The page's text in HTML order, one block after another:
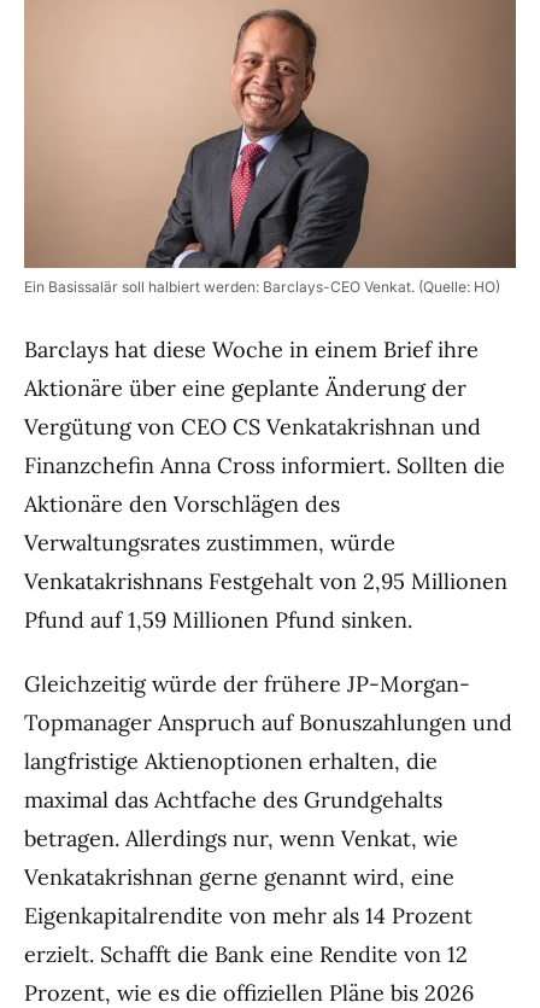
Ein Basissalär soll halbiert werden: Barclays-CEO Venkat. (Quelle: HO)
Barclays hat diese Woche in einem Brief ihre
Aktionäre über eine geplante Änderung der
Vergütung von CEO CS Venkatakrishnan und
Finanzchefin Anna Cross informiert. Sollten die
Aktionäre den Vorschlägen des
Verwaltungsrates zustimmen, würde
Venkatakrishnans Festgehalt von 2,95 Millionen
Pfund auf 1,59 Millionen Pfund sinken.
Gleichzeitig würde der frühere JP-Morgan-
Topmanager Anspruch auf Bonuszahlungen und
langfristige Aktienoptionen erhalten, die
maximal das Achtfache des Grundgehalts
betragen. Allerdings nur, wenn Venkat, wie
Venkatakrishnan gerne genannt wird, eine
Eigenkapitalrendite von mehr als 14 Prozent
erzielt. Schafft die Bank eine Rendite von 12
Prozent, wie es die offiziellen Pläne bis 2026